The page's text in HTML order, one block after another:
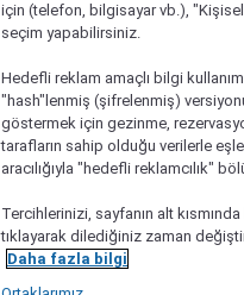
için (telefon, bilgisayar vb.),
seçim yapabilirsiniz.
Hedefli reklam amaçlı bilgi
"hash"lenmiş (şifrelenmiş)
göstermek için gezinme,
tarafların sahip olduğu verilerle
aracılığıyla "hedefli reklamcılık"
Tercihlerinizi, sayfanın alt
tıklayarak dilediğiniz zaman
Daha fazla bilgi